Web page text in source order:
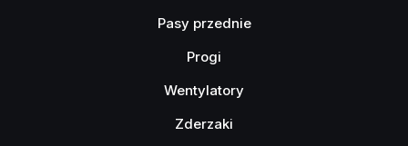
Pasy przednie
Progi
Wentylatory
Zderzaki